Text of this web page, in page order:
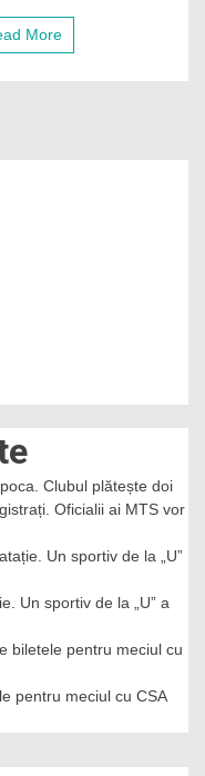
More
Clubul plătește doi
Oficialii ai MTS vor
Un sportiv de la „U”
Un sportiv de la „U” a
biletele pentru meciul cu
pentru meciul cu CSA